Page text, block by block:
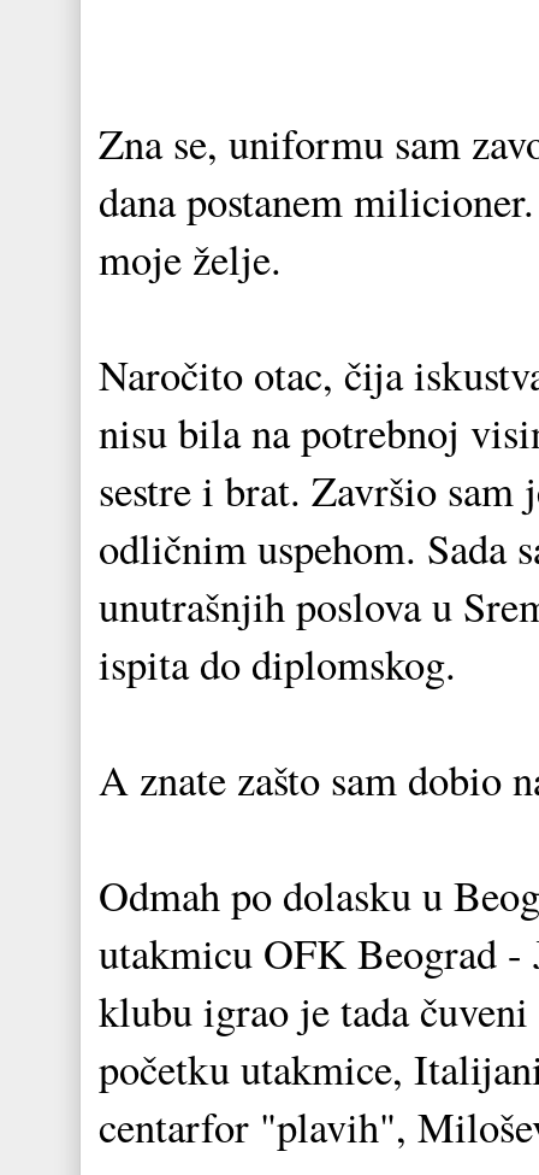
Zna se, uniformu sam
dana postanem
moje želje.
Naročito otac, čija
nisu bila na potrebnoj
sestre i brat. Završio sam
odličnim uspehom. Sada
unutrašnjih poslova u
ispita do diplomskog.
A znate zašto sam dobio
Odmah po dolasku u
utakmicu OFK Beograd -
klubu igrao je tada
početku utakmice,
centarfor "plavih",